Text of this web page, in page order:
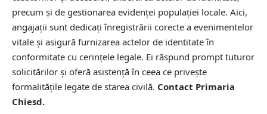
precum și de gestionarea evidenței populației locale. Aici,
angajații sunt dedicați înregistrării corecte a evenimentelor
vitale și asigură furnizarea actelor de identitate în
conformitate cu cerințele legale. Ei răspund prompt tuturor
solicitărilor și oferă asistență în ceea ce privește
formalitățile legate de starea civilă. Contact Primaria
Chiesd.